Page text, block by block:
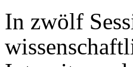
In zwölf